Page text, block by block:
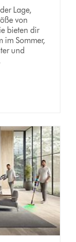
Lage,
von
bieten dir
im Sommer,
und